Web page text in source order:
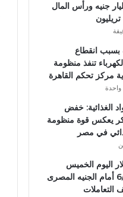
11 مليار جنيه ورأس المال
انقطاع
تنفذ منظومة
مركز تحكم القاهرة
الغذائية: خفض
يعكس قوة منظومة
في مصر
اليوم الخميس
6/8/2026 أمام الجنيه المصرى